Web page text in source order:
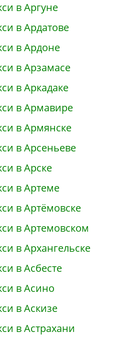
в Аргуне
в Ардатове
в Ардоне
в Арзамасе
в Аркадаке
в Армавире
в Армянске
в Арсеньеве
в Арске
в Артеме
в Артёмовске
в Артемовском
в Архангельске
в Асбесте
в Асино
в Аскизе
в Астрахани